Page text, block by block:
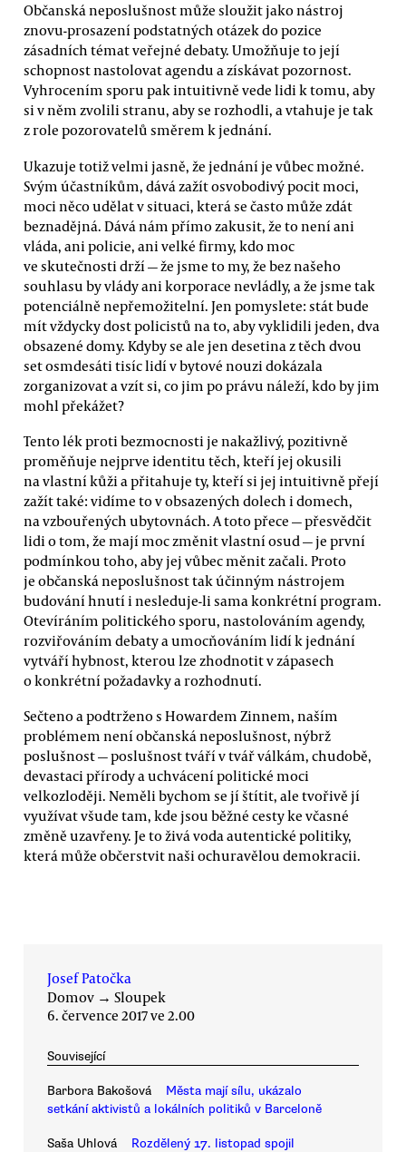
Občanská neposlušnost může sloužit jako nástroj
znovu-prosazení podstatných otázek do pozice
zásadních témat veřejné debaty. Umožňuje to její
schopnost nastolovat agendu a získávat pozornost.
Vyhrocením sporu pak intuitivně vede lidi k tomu, aby
si v něm zvolili stranu, aby se rozhodli, a vtahuje je tak
z role pozorovatelů směrem k jednání.
Ukazuje totiž velmi jasně, že jednání je vůbec možné.
Svým účastníkům, dává zažít osvobodivý pocit moci,
moci něco udělat v situaci, která se často může zdát
beznadějná. Dává nám přímo zakusit, že to není ani
vláda, ani policie, ani velké firmy, kdo moc
ve skutečnosti drží — že jsme to my, že bez našeho
souhlasu by vlády ani korporace nevládly, a že jsme tak
potenciálně nepřemožitelní. Jen pomyslete: stát bude
mít vždycky dost policistů na to, aby vyklidili jeden, dva
obsazené domy. Kdyby se ale jen desetina z těch dvou
set osmdesáti tisíc lidí v bytové nouzi dokázala
zorganizovat a vzít si, co jim po právu náleží, kdo by jim
mohl překážet?
Tento lék proti bezmocnosti je nakažlivý, pozitivně
proměňuje nejprve identitu těch, kteří jej okusili
na vlastní kůži a přitahuje ty, kteří si jej intuitivně přejí
zažít také: vidíme to v obsazených dolech i domech,
na vzbouřených ubytovnách. A toto přece — přesvědčit
lidi o tom, že mají moc změnit vlastní osud — je první
podmínkou toho, aby jej vůbec měnit začali. Proto
je občanská neposlušnost tak účinným nástrojem
budování hnutí i nesleduje-li sama konkrétní program.
Otevíráním politického sporu, nastolováním agendy,
rozviřováním debaty a umocňováním lidí k jednání
vytváří hybnost, kterou lze zhodnotit v zápasech
o konkrétní požadavky a rozhodnutí.
Sečteno a podtrženo s Howardem Zinnem, naším
problémem není občanská neposlušnost, nýbrž
poslušnost — poslušnost tváří v tvář válkám, chudobě,
devastaci přírody a uchvácení politické moci
velkozloději. Neměli bychom se jí štítit, ale tvořivě jí
využívat všude tam, kde jsou běžné cesty ke včasné
změně uzavřeny. Je to živá voda autentické politiky,
která může občerstvit naši ochuravělou demokracii.
Josef Patočka
Domov → Sloupek
6. července 2017 ve 2.00
Související
Barbora Bakošová
Města mají sílu, ukázalo
setkání aktivistů a lokálních politiků v Barceloně
Saša Uhlová
Rozdělený 17. listopad spojil